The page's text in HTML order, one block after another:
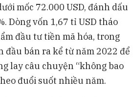
mốc 72.000 USD, đánh dấu
Dòng vốn 1,67 tỉ USD tháo
đầu tư tiền mã hóa, trong
đầu bán ra kể từ năm 2022 để
lay câu chuyện “không bao
đuổi suốt nhiều năm.